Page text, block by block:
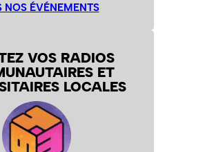
NOS ÉVÉNEMENTS
VOS RADIOS
ET
LOCALES